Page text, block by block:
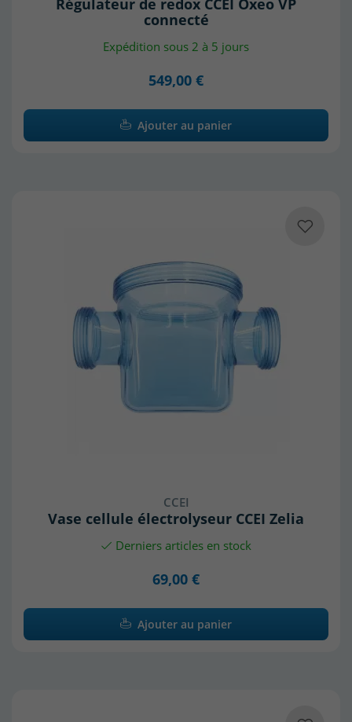
connecté
Expédition sous 2 à 5 jours
549,00 €
Ajouter au panier
CCEI
Vase cellule électrolyseur CCEI Zelia
Derniers articles en stock
69,00 €
Ajouter au panier